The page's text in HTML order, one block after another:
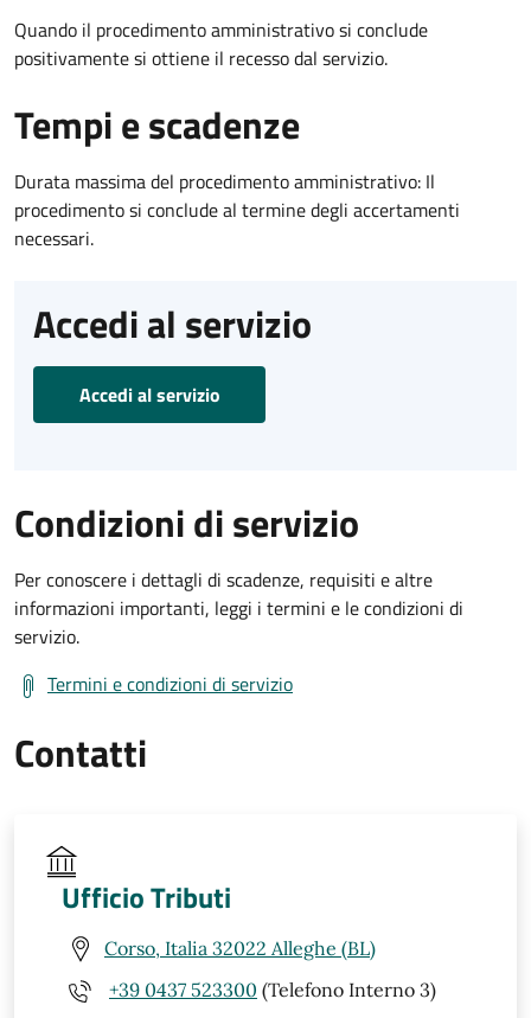
Quando il procedimento amministrativo si conclude
positivamente si ottiene il recesso dal servizio.
Tempi e scadenze
Durata massima del procedimento amministrativo: Il
procedimento si conclude al termine degli accertamenti
necessari.
Accedi al servizio
Accedi al servizio
Condizioni di servizio
Per conoscere i dettagli di scadenze, requisiti e altre
informazioni importanti, leggi i termini e le condizioni di
servizio.
Termini e condizioni di servizio
Contatti
Ufficio Tributi
Corso, Italia 32022 Alleghe (BL)
+39 0437 523300 (Telefono Interno 3)